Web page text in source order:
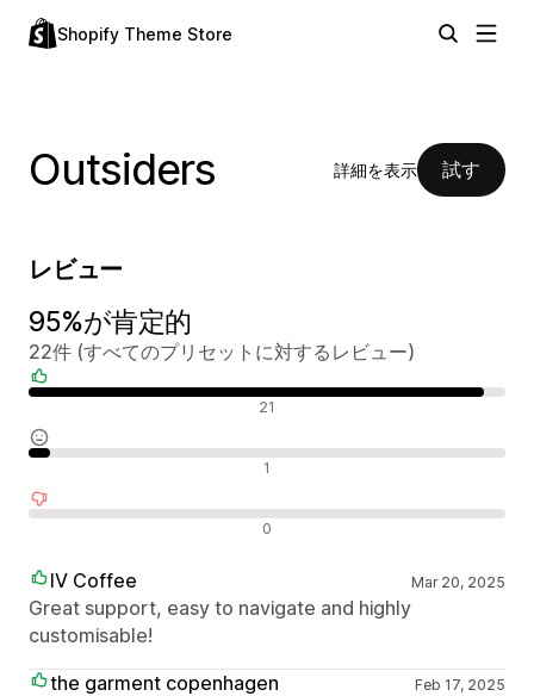
Shopify Theme Store
Outsiders 詳細を表示 試す
レビュー
95%が肯定的
22件 (すべてのプリセットに対するレビュー)
21
1
0
IV Coffee Mar 20, 2025
Great support, easy to navigate and highly
customisable!
the garment copenhagen
Feb 17, 2025